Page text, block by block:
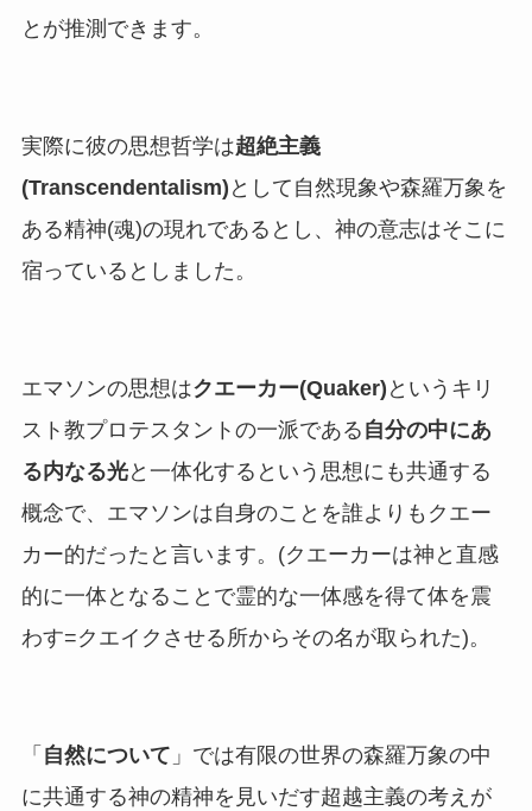
とが推測できます。
実際に彼の思想哲学は超絶主義
(Transcendentalism) として自然現象や森羅万象を
ある精神(魂)の現れであるとし、神の意志はそこに
宿っているとしました。
エマソンの思想はクエーカー(Quaker) というキリ
スト教プロテスタントの一派である 自分の中にあ
る内なる光と一体化するという思想にも共通する
概念で、エマソンは自身のことを誰よりもクエー
カー的だったと言います。(クエーカーは神と直感
的に一体となることで霊的な一体感を得て体を震
わす=クエイクさせる所からその名が取られた)。
「 自然について 」では有限の世界の森羅万象の中
に共通する神の精神を見いだす超越主義の考えが